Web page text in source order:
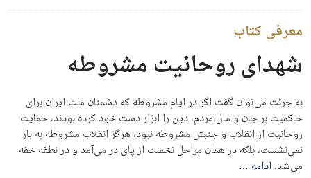
معرفی کتاب
شهدای روحانیت مشروطه
به جرئت می‌توان گفت اگر در ایام مشروطه که دشمنان ملت ایران برای
حاکمیت بر جان و مال مردم، دین را ابزار دست خود کرده بودند، حمایت
روحانیت از انقلاب و جنبش مشروطه نبود، هرگز انقلاب مشروطه به بار
نمی‌نشست، بلکه در همان مراحل نخست از پای در می‌آمد و در نطفه خفه
می‌شد.ادامه …